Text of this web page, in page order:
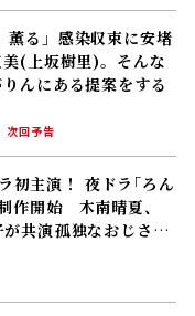
る」感染収束に安堵
(上坂樹里)。そんな
んにある提案をする
次回予告
初主演！ 夜ドラ｢ろん
作開始 木南晴夏、
共演――孤独なおじさん
とに向き合う